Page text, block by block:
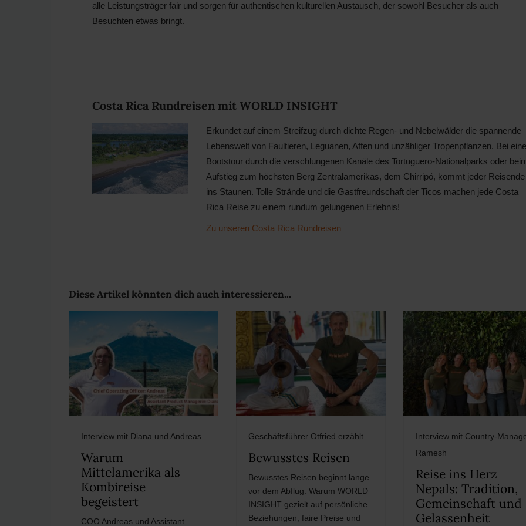
alle Leistungsträger fair und sorgen für authentischen kulturellen Austausch, der sowohl Besucher als auch
Besuchten etwas bringt.
Costa Rica Rundreisen mit WORLD INSIGHT
Erkundet auf einem Streifzug durch dichte Regen- und Nebelwälder die spannende
Lebenswelt von Faultieren, Leguanen, Affen und unzähliger Tropenpflanzen. Bei
Bootstour durch die verschlungenen Kanäle des Tortuguero-Nationalparks oder
Aufstieg zum höchsten Berg Zentralamerikas, dem Chirripó, kommt jeder Reisende
ins Staunen. Tolle Strände und die Gastfreundschaft der Ticos machen jede Costa
Rica Reise zu einem rundum gelungenen Erlebnis!
Zu unseren Costa Rica Rundreisen
Diese Artikel könnten dich auch interessieren...
Interview mit Diana und Andreas
Warum
Mittelamerika als
Kombireise
begeistert
COO Andreas und Assistant
Geschäftsführer Otfried erzählt
Bewusstes Reisen
Bewusstes Reisen beginnt lange
vor dem Abflug. Warum WORLD
INSIGHT gezielt auf persönliche
Beziehungen, faire Preise und
Interview mit Country-
Ramesh
Reise ins Herz
Nepals: Tradition,
Gemeinschaft und
Gelassenheit